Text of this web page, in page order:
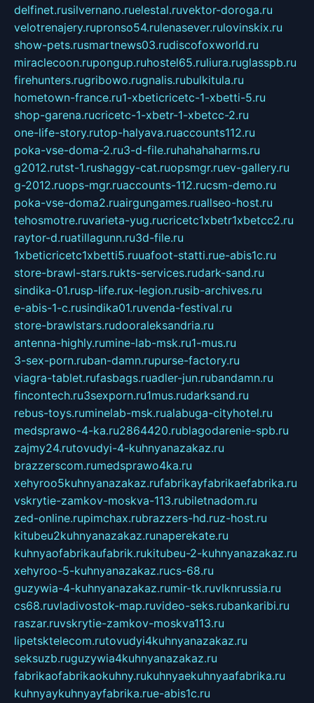
delfinet.rusilvernano.ruelestal.ruvektor-doroga.ru
velotrenajery.rupronso54.rulenasever.rulovinskix.ru
show-pets.rusmartnews03.rudiscofoxworld.ru
miraclecoon.rupongup.ruhostel65.ruliura.ruglasspb.ru
firehunters.rugribowo.rugnalis.rubulkitula.ru
hometown-france.ru1-xbeticricetc-1-xbetti-5.ru
shop-garena.rucricetc-1-xbetr-1-xbetcc-2.ru
one-life-story.rutop-halyava.ruaccounts112.ru
poka-vse-doma-2.ru3-d-file.ruhahahaharms.ru
g2012.rutst-1.rushaggy-cat.ruopsmgr.ruev-gallery.ru
g-2012.ruops-mgr.ruaccounts-112.rucsm-demo.ru
poka-vse-doma2.ruairgungames.ruallseo-host.ru
tehosmotre.ruvarieta-yug.rucricetc1xbetr1xbetcc2.ru
raytor-d.ruatillagunn.ru3d-file.ru
1xbeticricetc1xbetti5.ruuafoot-statti.rue-abis1c.ru
store-brawl-stars.rukts-services.rudark-sand.ru
sindika-01.rusp-life.rux-legion.rusib-archives.ru
e-abis-1-c.rusindika01.ruvenda-festival.ru
store-brawlstars.rudooraleksandria.ru
antenna-highly.rumine-lab-msk.ru1-mus.ru
3-sex-porn.ruban-damn.rupurse-factory.ru
viagra-tablet.rufasbags.ruadler-jun.rubandamn.ru
fincontech.ru3sexporn.ru1mus.rudarksand.ru
rebus-toys.ruminelab-msk.rualabuga-cityhotel.ru
medsprawo-4-ka.ru2864420.rublagodarenie-spb.ru
zajmy24.rutovudyi-4-kuhnyanazakaz.ru
brazzerscom.rumedsprawo4ka.ru
xehyroo5kuhnyanazakaz.rufabrikayfabrikaefabrika.ru
vskrytie-zamkov-moskva-113.rubiletnadom.ru
zed-online.rupimchax.rubrazzers-hd.ruz-host.ru
kitubeu2kuhnyanazakaz.runaperekate.ru
kuhnyaofabrikaufabrik.rukitubeu-2-kuhnyanazakaz.ru
xehyroo-5-kuhnyanazakaz.rucs-68.ru
guzywia-4-kuhnyanazakaz.rumir-tk.ruvlknrussia.ru
cs68.ruvladivostok-map.ruvideo-seks.rubankaribi.ru
raszar.ruvskrytie-zamkov-moskva113.ru
lipetsktelecom.rutovudyi4kuhnyanazakaz.ru
seksuzb.ruguzywia4kuhnyanazakaz.ru
fabrikaofabrikaokuhny.rukuhnyaekuhnyaafabrika.ru
kuhnyaykuhnyayfabrika.rue-abis1c.ru